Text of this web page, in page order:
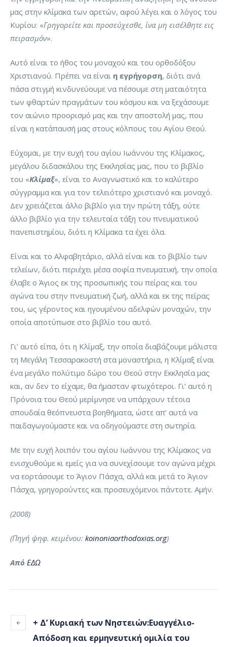
μας στην κλίμακα των αρετών, αφού λέγει και ο λόγος του
Κυρίου: «Γρηγορείτε και προσεύχεσθε, ίνα μη εισέλθητε εις
πειρασμόν».
Αυτό είναι το ήθος του μοναχού και του ορθοδόξου
Χριστιανού. Πρέπει να είναι η εγρήγορση, διότι ανά
πάσα στιγμή κινδυνεύουμε να πέσουμε στη ματαιότητα
των φθαρτών πραγμάτων του κόσμου και να ξεχάσουμε
τον αιώνιο προορισμό μας και την αποστολή μας, που
είναι η κατάπαυσή μας στους κόλπους του Αγίου Θεού.
Εύχομαι, με την ευχή του αγίου Ιωάννου της Κλίμακος,
μεγάλου διδασκάλου της Εκκλησίας μας, που το βιβλίο
του «Κλίμαξ», είναι το Αναγνωστικό και το καλύτερο
σύγγραμμα και για τον τελειότερο χριστιανό και μοναχό.
Δεν χρειάζεται άλλο βιβλίο για την πρώτη τάξη, ούτε
άλλο βιβλίο για την τελευταία τάξη του πνευματικού
πανεπιστημίου, διότι η Κλίμακα τα έχει όλα.
Είναι και το Αλφαβητάριο, αλλά είναι και το βιβλίο των
τελείων, διότι περιέχει μέσα σοφία πνευματική, την οποία
έλαβε ο Άγιος εκ της προσωπικής του πείρας και του
αγώνα του στην πνευματική ζωή, αλλά και εκ της πείρας
του, ως γέροντος και ηγουμένου αδελφών μοναχών, την
οποία αποτύπωσε στο βιβλίο του αυτό.
Γι’ αυτό είπα, ότι η Κλίμαξ, την οποία διαβάζουμε μάλιστα
τη Μεγάλη Τεσσαρακοστή στα μοναστήρια, η Κλίμαξ είναι
ένα μεγάλο πολύτιμο δώρο του Θεού στην Εκκλησία μας
και, αν δεν το είχαμε, θα ήμασταν φτωχότεροι. Γι’ αυτό η
Πρόνοια του Θεού μερίμνησε να υπάρχουν τέτοια
σπουδαία θεόπνευστα βοηθήματα, ώστε απ’ αυτά να
παιδαγωγούμαστε και να οδηγούμαστε στη σωτηρία.
Με την ευχή λοιπόν του αγίου Ιωάννου της Κλίμακος να
ενισχυθούμε κι εμείς για να συνεχίσουμε τον αγώνα μέχρι
να εορτάσουμε το Άγιον Πάσχα, αλλά και μετά το Άγιον
Πάσχα, γρηγορούντες και προσευχόμενοι πάντοτε. Αμήν.
(2008)
(Πηγή ψηφ. κειμένου: koinoniaorthodoxias.org)
Από ΕΔΩ
+ Δ’ Κυριακή των Νηστειών:Ευαγγέλιο-
Απόδοση και ερμηνευτική ομιλία του